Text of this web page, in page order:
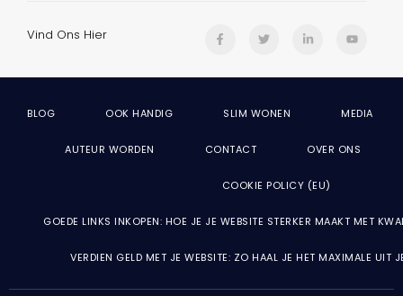
Vind Ons Hier
BLOG OOK HANDIG SLIM WONEN MEDIA
AUTEUR WORDEN CONTACT OVER ONS
COOKIE POLICY (EU)
GOEDE LINKS INKOPEN: HOE JE JE WEBSITE STERKER MAAKT MET
VERDIEN GELD MET JE WEBSITE: ZO HAAL JE HET MAXIMALE UIT